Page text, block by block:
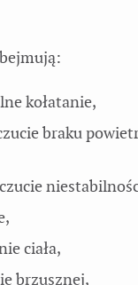
kołatanie,
braku
ciała,
brzusznej,